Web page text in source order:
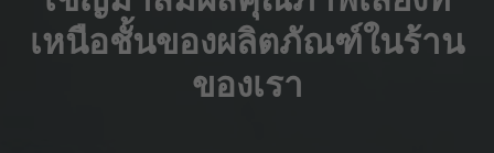
เหนือชั้นของผลิตภัณฑ์ในร้าน
ของเรา